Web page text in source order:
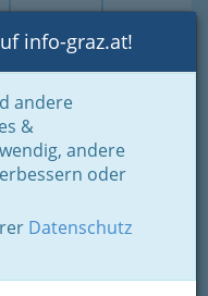
Login Toggle
info-graz.at!
andere
&
andere
oder
Datenschutz
Banken